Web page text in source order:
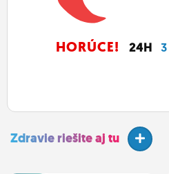
HORÚCE! 24H
Zdravie riešite aj tu